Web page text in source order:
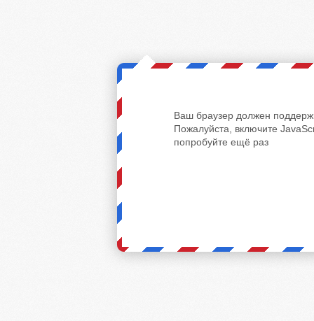
Ваш браузер должен
Пожалуйста, включите
попробуйте ещё раз